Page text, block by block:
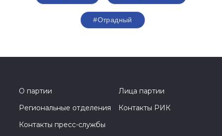
#Отрадный
О партии
Лица партии
Региональные отделения
Контакты РИК
Контакты пресс-службы